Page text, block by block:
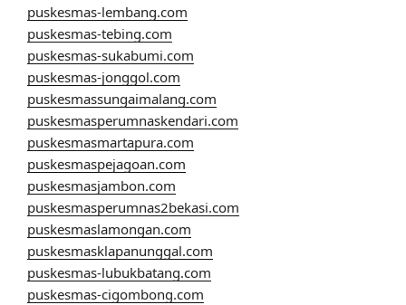
puskesmas-lembang.com
puskesmas-tebing.com
puskesmas-sukabumi.com
puskesmas-jonggol.com
puskesmassungaimalang.com
puskesmasperumnaskendari.com
puskesmasmartapura.com
puskesmaspejagoan.com
puskesmasjambon.com
puskesmasperumnas2bekasi.com
puskesmaslamongan.com
puskesmasklapanunggal.com
puskesmas-lubukbatang.com
puskesmas-cigombong.com